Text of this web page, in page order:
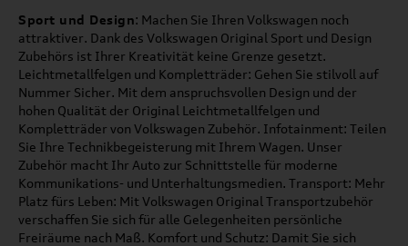
Sport und Design: Machen Sie Ihren Volkswagen noch
attraktiver. Dank des Volkswagen Original Sport und Design
Zubehörs ist Ihrer Kreativität keine Grenze gesetzt.
Leichtmetallfelgen und Kompletträder: Gehen Sie stilvoll auf
Nummer Sicher. Mit dem anspruchsvollen Design und der
hohen Qualität der Original Leichtmetallfelgen und
Kompletträder von Volkswagen Zubehör. Infotainment: Teilen
Sie Ihre Technikbegeisterung mit Ihrem Wagen. Unser
Zubehör macht Ihr Auto zur Schnittstelle für moderne
Kommunikations- und Unterhaltungsmedien. Transport: Mehr
Platz fürs Leben: Mit Volkswagen Original Transportzubehör
verschaffen Sie sich für alle Gelegenheiten persönliche
Freiräume nach Maß. Komfort und Schutz: Damit Sie sich